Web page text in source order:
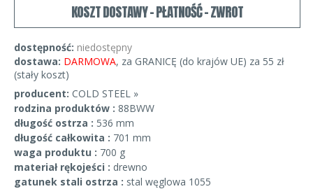
KOSZT DOSTAWY - PŁATNOŚĆ - ZWROT
dostępność: niedostępny
dostawa: DARMOWA, za GRANICĘ (do krajów UE) za 55 zł
(stały koszt)
producent: COLD STEEL »
rodzina produktów : 88BWW
długość ostrza : 536 mm
długość całkowita : 701 mm
waga produktu : 700 g
materiał rękojeści : drewno
gatunek stali ostrza : stal węglowa 1055